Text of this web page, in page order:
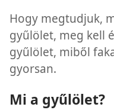
Hogy megtudjuk,
gyűlölet, meg kell
gyűlölet, miből
gyorsan.
Mi a gyűlölet?